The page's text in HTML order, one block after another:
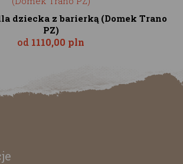
dziecka z barierką (Domek Trano
PZ)
od 1110,00 pln